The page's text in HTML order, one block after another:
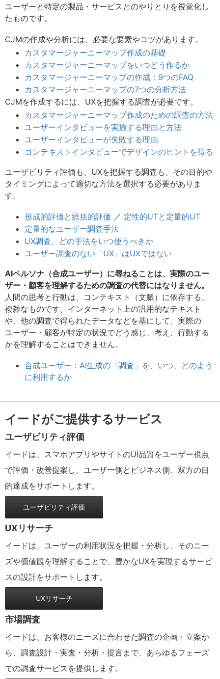
ユーザーと特定の製品・サービスとのやりとりを視覚化し
たものです。
CJMの作成や分析には、必要な要素やコツがあります。
カスタマージャーニーマップ作成の基礎
カスタマージャーニーマップをいつどう作るか
カスタマージャーニーマップの作成：9つのFAQ
カスタマージャーニーマップの7つの分析方法
CJMを作成するには、UXを把握する調査が必要です。
カスタマージャーニーマップ作成のための調査の方法
ユーザーインタビューを実施する理由と方法
ユーザーインタビューが失敗する理由
コンテキストインタビューでデザインのヒントを得る
ユーザビリティ評価も、UXを把握する調査も、その目的や
タイミングによって適切な方法を選択する必要がありま
す。
形成的評価と総括的評価 ／ 定性的UTと定量的UT
定量的なユーザー調査手法
UX調査、どの手法をいつ使うべきか
ユーザー調査のない「UX」はUXではない
AIペルソナ（合成ユーザー）に尋ねることは、実際のユー
ザー・顧客を理解するための調査の代替にはなりません。
人間の思考と行動は、コンテキスト（文脈）に依存する、
複雑なものです。インターネット上の汎用的なテキスト
や、他の調査で得られたデータなどを基にして、実際の
ユーザー・顧客が特定の状況でどう感じ、考え、行動する
かを理解することはできません。
合成ユーザー：AI生成の「調査」を、いつ、どのよう
に利用するか
イードがご提供するサービス
ユーザビリティ評価
イードは、スマホアプリやサイトのUI品質をユーザー視点
で評価・改善提案し、ユーザー側とビジネス側、双方の目
的達成をサポートします。
ユーザビリティ評価
UXリサーチ
イードは、ユーザーの利用状況を把握・分析し、そのニー
ズや価値観を理解することで、豊かなUXを実現するサービ
スの設計をサポートします。
UXリサーチ
市場調査
イードは、お客様のニーズに合わせた調査の企画・立案か
ら、調査設計・実査・分析・提言まで、あらゆるフェーズ
での調査サービスを提供します。